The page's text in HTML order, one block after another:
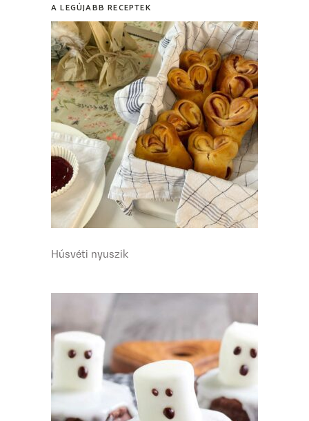
A LEGÚJABB RECEPTEK
Húsvéti nyuszik